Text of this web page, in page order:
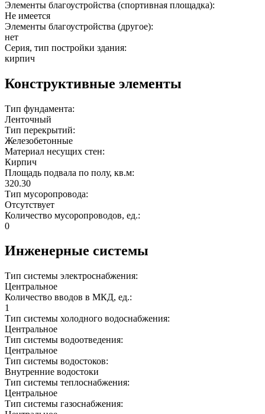
Элементы благоустройства (спортивная площадка):
Не имеется
Элементы благоустройства (другое):
нет
Серия, тип постройки здания:
кирпич
Конструктивные элементы
Тип фундамента:
Ленточный
Тип перекрытий:
Железобетонные
Материал несущих стен:
Кирпич
Площадь подвала по полу, кв.м:
320.30
Тип мусоропровода:
Отсутствует
Количество мусоропроводов, ед.:
0
Инженерные системы
Тип системы электроснабжения:
Центральное
Количество вводов в МКД, ед.:
1
Тип системы холодного водоснабжения:
Центральное
Тип системы водоотведения:
Центральное
Тип системы водостоков:
Внутренние водостоки
Тип системы теплоснабжения:
Центральное
Тип системы газоснабжения: